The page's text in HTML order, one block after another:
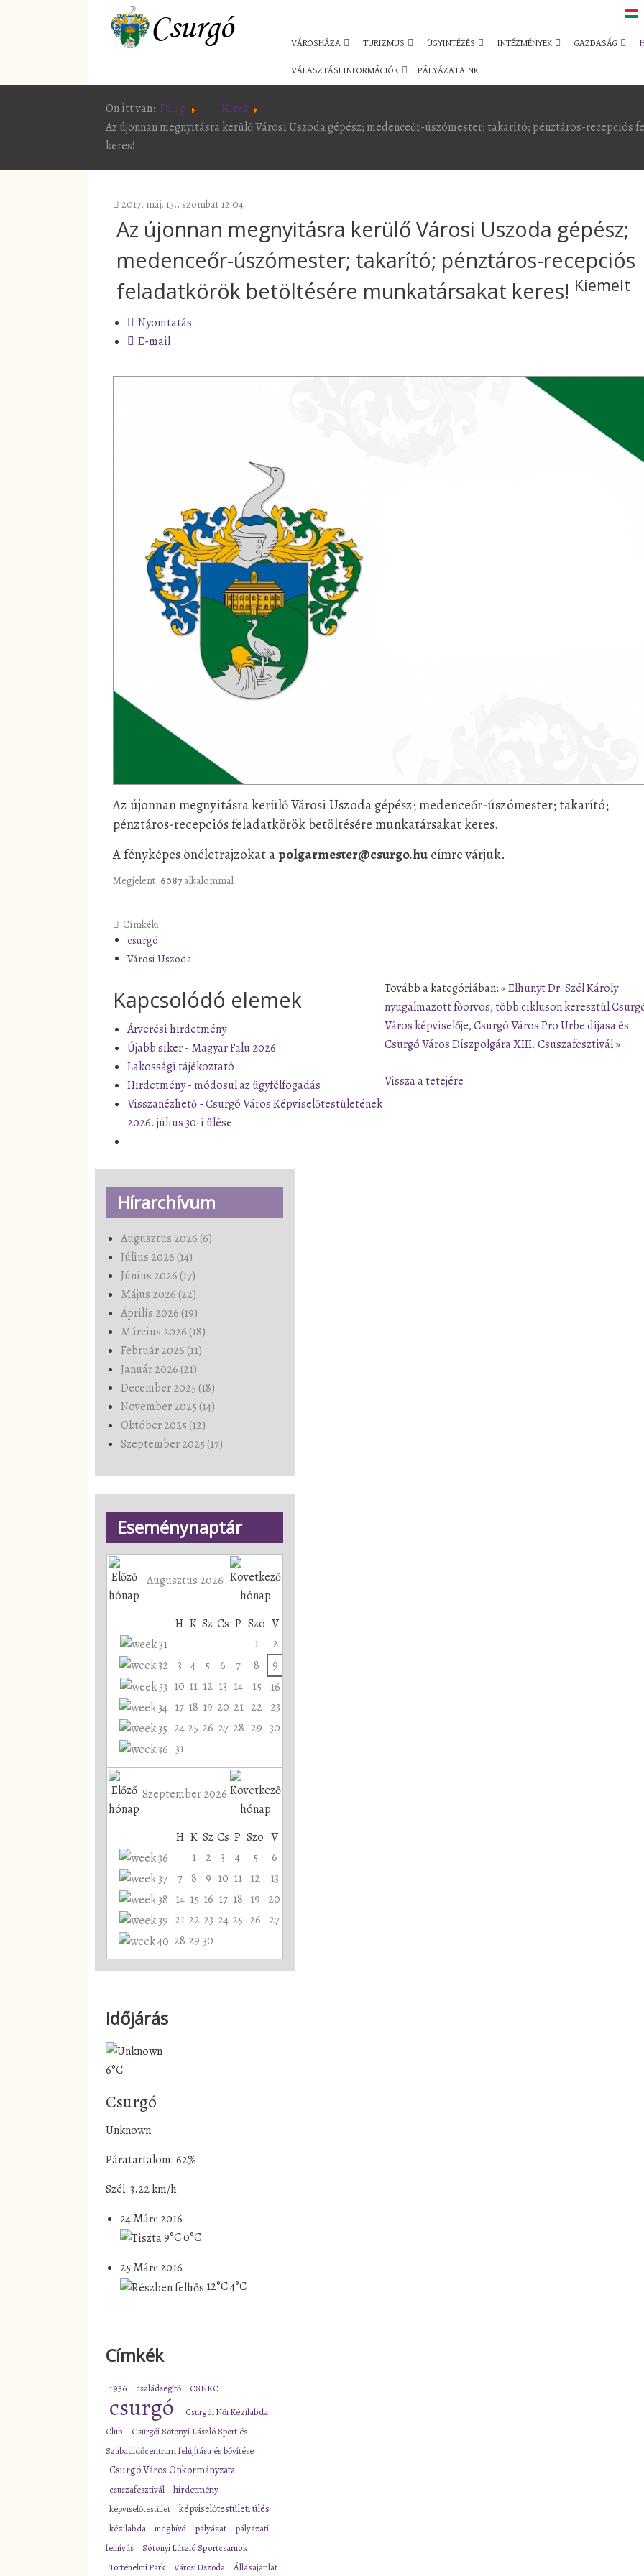
VÁROSHÁZA TURIZMUS ÜGYINTÉZÉS INTÉZMÉNYEK GAZDASÁG
VÁLASZTÁSI INFORMÁCIÓK PÁLYÁZATAINK
Ön itt van: Főlap
Hírek
Az újonnan megnyitásra kerülő Városi Uszoda gépész; medenceőr-úszómester; takarító; pénztáros-
keres!
2017. máj. 13., szombat 12:04
Az újonnan megnyitásra kerülő Városi Uszoda gépész;
medenceőr-úszómester; takarító; pénztáros-recepciós
feladatkörök betöltésére munkatársakat keres! Kiemelt
Nyomtatás
E-mail
Az újonnan megnyitásra kerülő Városi Uszoda gépész; medenceőr-úszómester; takarító;
pénztáros-recepciós feladatkörök betöltésére munkatársakat keres.
A fényképes önéletrajzokat a polgarmester@csurgo.hu címre várjuk.
Megjelent: 6087alkalommal
Címkék:
csurgó
Városi Uszoda
Kapcsolódó elemek
Árverési hirdetmény
Újabb siker - Magyar Falu 2026
Lakossági tájékoztató
Hirdetmény - módosul az ügyfélfogadás
Visszanézhető - Csurgó Város Képviselőtestületének
2026. július 30-i ülése
Tovább a kategóriában:« Elhunyt Dr. Szél Károly
nyugalmazott főorvos, több cikluson keresztül
Város képviselője, Csurgó Város Pro Urbe díjasa és
Csurgó Város DíszpolgáraXIII. Csuszafesztivál »
Vissza a tetejére
Hírarchívum
Augusztus 2026 (6)
Július 2026 (14)
Június 2026 (17)
Május 2026 (22)
Április 2026 (19)
Március 2026 (18)
Február 2026 (11)
Január 2026 (21)
December 2025 (18)
November 2025 (14)
Október 2025 (12)
Szeptember 2025 (17)
Eseménynaptár
Augusztus 2026
H K Sz Cs P Szo V
1
2
3 4 5 6 7 8
9
10 11 12 13 14 15
16
17 18 19 20 21 22 23
24 25 26 27 28 29 30
31
Szeptember 2026
H K Sz Cs P Szo V
1
2 3 4 5
6
7 8 9 10 11 12
13
14 15 16 17 18 19 20
21 22 23 24 25 26 27
28 29 30
Időjárás
6°C
Csurgó
Unknown
Páratartalom: 62%
Szél: 3.22 km/h
24 Márc 2016
9°C0°C
25 Márc 2016
12°C4°C
Címkék
1956 családsegítő CSNKC
csurgó
Csurgói Női Kézilabda
Club
Csurgói Sótonyi László Sport és
Szabadidőcentrum felújítása és bővítése
Csurgó Város Önkormányzata
csuszafesztivál hirdetmény
képviselőtestület képviselőtestületi ülés
kézilabda meghívó pályázat
pályázati
felhívás
Sótonyi László Sportcsarnok
Történelmi Park
Városi Uszoda Állásajánlat